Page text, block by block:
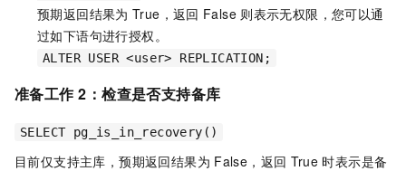
预期返回结果为 True，返回 False 则表示无权限，您可以通
过如下语句进行授权。
ALTER USER <user> REPLICATION;
准备工作 2：检查是否支持备库
SELECT pg_is_in_recovery()
目前仅支持主库，预期返回结果为 False，返回 True 时表示是备